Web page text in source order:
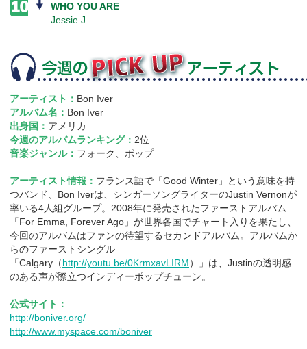
WHO YOU ARE
Jessie J
アーティスト： Bon Iver
アルバム名： Bon Iver
出身国： アメリカ
今週のアルバムランキング： 2位
音楽ジャンル： フォーク、ポップ
アーティスト情報： フランス語で「Good Winter」という意味を持
つバンド、Bon Iverは、シンガーソングライターのJustin Vernonが
率いる4人組グループ。2008年に発売されたファーストアルバム
「For Emma, Forever Ago」が世界各国でチャート入りを果たし、
今回のアルバムはファンの待望するセカンドアルバム。アルバムか
らのファーストシングル
「Calgary（http://youtu.be/0KrmxavLIRM）」は、Justinの透明感
のある声が際立つインディーポップチューン。
公式サイト：
http://boniver.org/
http://www.myspace.com/boniver